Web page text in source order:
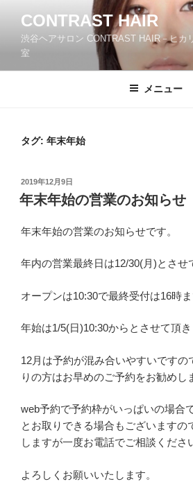
ツ
CONTRAST HAIR
渋谷ヘアサロン CONTRAST HAIR－ヒカ
室
メニュー
タグ: 年末年始
投
稿
日:
2019年12月9日
年末年始の営業のお知らせ
年末年始の営業のお知らせです。
年内の営業最終日は12/30(月)とさせ
オープンは10:30で最終受付は16時ま
年始は1/5(日)10:30からとさせて頂き
12月は予約が混み合いやすいですの
りの方はお早めのご予約をお勧めし
web予約で予約枠がいっぱいの場合
とお取りできる場合もございますの
しますが一度お電話でご相談くださ
よろしくお願いいたします。